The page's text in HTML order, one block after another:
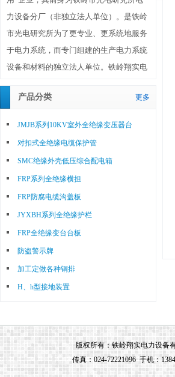
力设备分厂（非独立法人单位）。是铁岭
市光电研究所为了更专业、更系统地服务
于电力系统，而专门组建的生产电力系统
设备和材料的独立法人单位。铁岭翔实电
注册资金1180万元，位于铁岭市调兵山城
米），其技术、工艺、研发、生产、销售
等主要人员均为铁岭市光电研究所选调的
优秀人员，公司董事长兼总经理由铁岭市
光电研究所所长兼任，铁岭市光电研究所
研制的所有电力系统产品均由铁岭翔实电
力设备有限公司生产和销售。
铁岭翔实电力设备有限公司企业信用
等级为“AAA”级，是铁岭市“守合同重信
用”企业，其前身为铁岭市光电研究所电
设备和材料的独立法人单位。铁岭翔实电
力设备有限公司成立于2010年10月20日，
注册资金1180万元，位于铁岭市调兵山城
产品分类 更多
JMJB系列10KV室外全绝缘变压器台
对扣式全绝缘电缆保护管
SMC绝缘外壳低压综合配电箱
FRP系列全绝缘横担
FRP防腐电缆沟盖板
JYXBH系列全绝缘护栏
FRP全绝缘变台台板
防盗警示牌
加工定做各种铜排
H、h型接地装置
版权所有：铁岭翔实电力设备
传真：024-72221096 手机：